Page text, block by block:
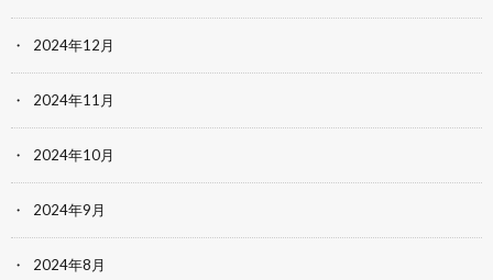
2024年12月
2024年11月
2024年10月
2024年9月
2024年8月